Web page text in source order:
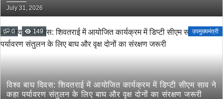
July 31, 2026
0 149 उपमुख्यमंत्री
विश्व बाघ दिवस: शिवतराई में आयोजित कार्यक्रम में डिप्टी सीएम साव ने
कहा पर्यावरण संतुलन के लिए बाघ और वृक्ष दोनों का संरक्षण जरूरी